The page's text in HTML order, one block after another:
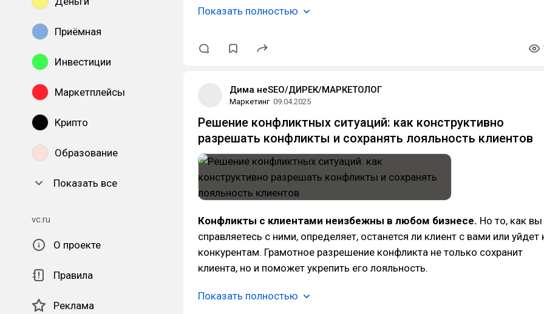
Приёмная
Инвестиции
Маркетплейсы
Крипто
Образование
Показать все
vc.ru
О проекте
Правила
Реклама
Показать полностью
Дима неSEO/ДИРЕК/МАРКЕТОЛОГ
Маркетинг 09.04.2025
Решение конфликтных ситуаций: как конструктивно
разрешать конфликты и сохранять лояльность клиентов
Конфликты с клиентами неизбежны в любом бизнесе. Но то, как вы
справляетесь с ними, определяет, останется ли клиент с вами или уйдет
конкурентам. Грамотное разрешение конфликта не только сохранит
клиента, но и поможет укрепить его лояльность.
Показать полностью